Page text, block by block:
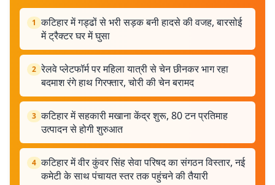
1 कटिहार में गड्ढों से भरी सड़क बनी हादसे की वजह, बारसोई
में ट्रैक्टर घर में घुसा
2 रेलवे प्लेटफॉर्म पर महिला यात्री से चेन छीनकर भाग रहा
बदमाश रंगे हाथ गिरफ्तार, चोरी की चेन बरामद
3 कटिहार में सहकारी मखाना केंद्र शुरू, 80 टन प्रतिमाह
उत्पादन से होगी शुरुआत
4 कटिहार में वीर कुंवर सिंह सेवा परिषद का संगठन विस्तार, नई
कमेटी के साथ पंचायत स्तर तक पहुंचने की तैयारी